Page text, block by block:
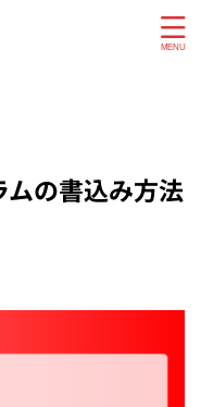
ムの書込み方法